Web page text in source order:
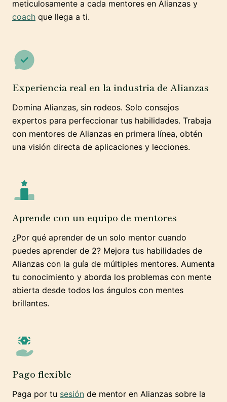
meticulosamente a cada mentores en Alianzas y
coach que llega a ti.
Experiencia real en la industria de Alianzas
Domina Alianzas, sin rodeos. Solo consejos
expertos para perfeccionar tus habilidades. Trabaja
con mentores de Alianzas en primera línea, obtén
una visión directa de aplicaciones y lecciones.
Aprende con un equipo de mentores
¿Por qué aprender de un solo mentor cuando
puedes aprender de 2? Mejora tus habilidades de
Alianzas con la guía de múltiples mentores. Aumenta
tu conocimiento y aborda los problemas con mente
abierta desde todos los ángulos con mentes
brillantes.
Pago flexible
Paga por tu sesión de mentor en Alianzas sobre la